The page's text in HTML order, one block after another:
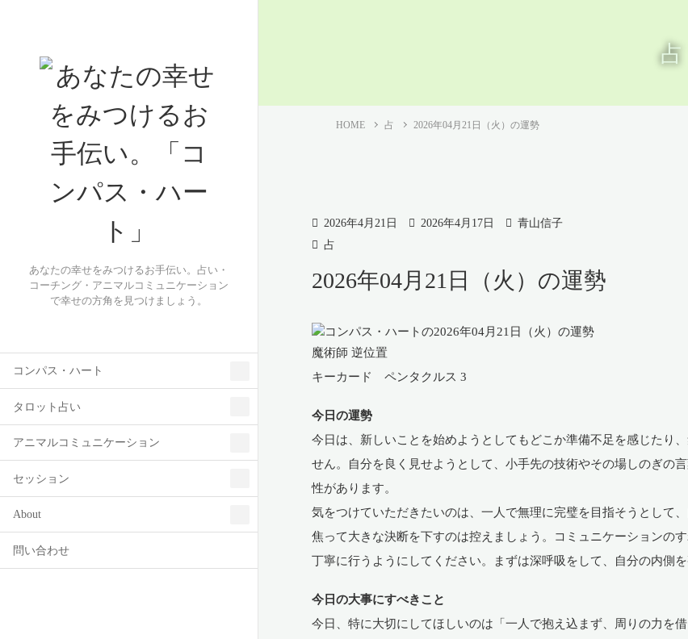
あなたの幸せをみつけるお手伝い。占い・
コーチング・アニマルコミュニケーション
で幸せの方角を見つけましょう。
コンパス・ハート
タロット占い
アニマルコミュニケーション
セッション
About
問い合わせ
占
HOME 占 2026年04月21日（火）の運勢
2026年4月21日 2026年4月17日
青山信子
占
2026年04月21日（火）の運勢
魔術師 逆位置
キーカード ペンタクルス 3
今日の運勢
今日は、新しいことを始めようとしてもどこか準備不足を感じたり
せん。自分を良く見せようとして、小手先の技術やその場しのぎの
性があります。
気をつけていただきたいのは、一人で無理に完璧を目指そうとして
焦って大きな決断を下すのは控えましょう。コミュニケーションの
丁寧に行うようにしてください。まずは深呼吸をして、自分の内側
今日の大事にすべきこと
今日、特に大切にしてほしいのは「一人で抱え込まず、周りの力を借